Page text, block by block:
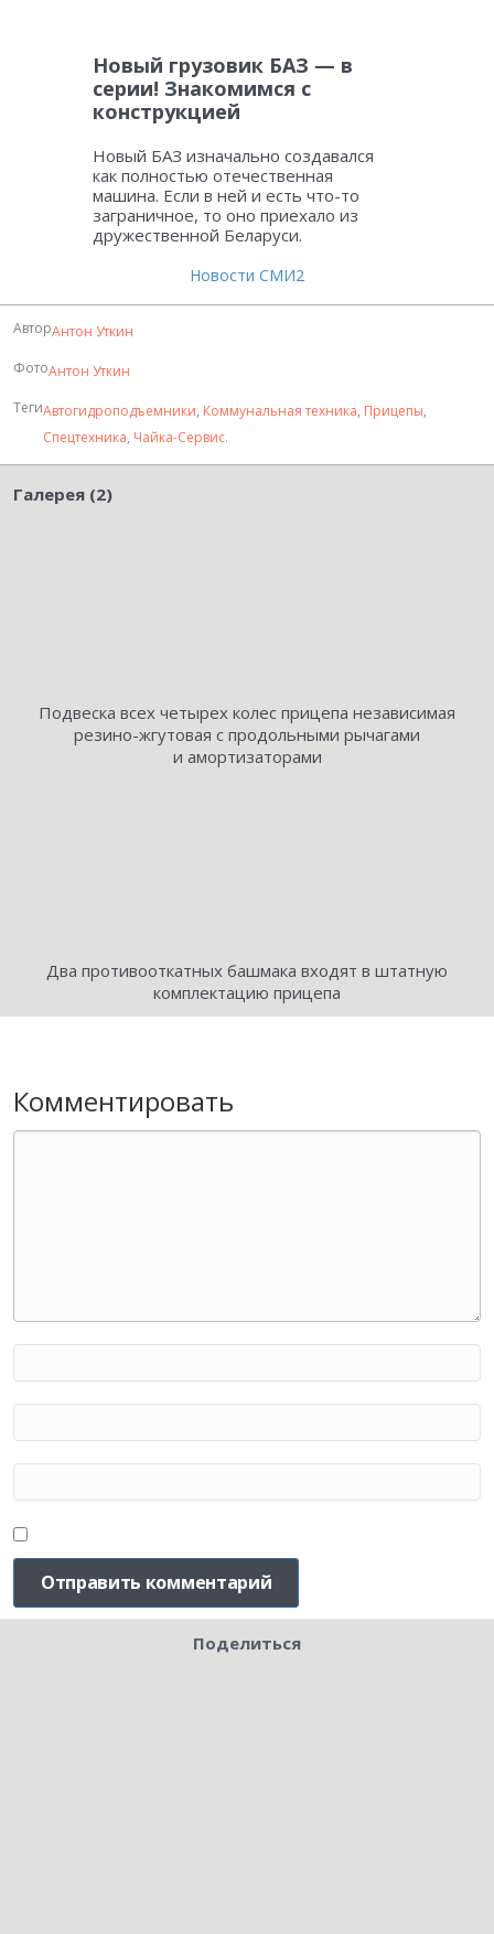
Новый грузовик БАЗ — в
серии! Знакомимся с
конструкцией
Новый БАЗ изначально создавался
как полностью отечественная
машина. Если в ней и есть что-то
заграничное, то оно приехало из
дружественной Беларуси.
Новости СМИ2
АвторАнтон Уткин
ФотоАнтон Уткин
ТегиАвтогидроподъемники, Коммунальная техника, Прицепы,
Спецтехника, Чайка-Сервис.
Галерея (2)
Подвеска всех четырех колес прицепа независимая
резино-жгутовая с продольными рычагами
и амортизаторами
Два противооткатных башмака входят в штатную
комплектацию прицепа
Комментировать
Поделиться